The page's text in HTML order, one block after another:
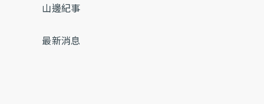
山邊紀事
最新消息